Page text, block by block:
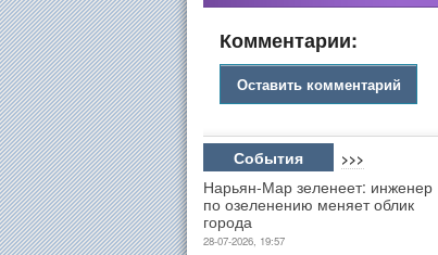
Комментарии:
Оставить комментарий
События >>>
Нарьян-Мар зеленеет: инженер
по озеленению меняет облик
города
28-07-2026, 19:57